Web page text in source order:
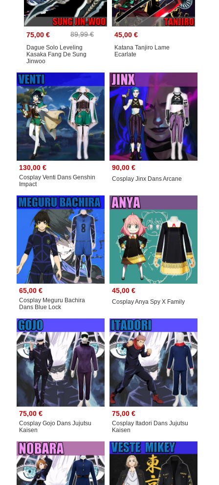
75,00 € 89,99 €
Dague Solo Leveling
Kasaka Fang De Sung
Jinwoo
45,00 €
Katana Tanjiro Lame
Ecarlate
130,00 €
Cosplay Venti Dans Genshin
Impact
90,00 €
Cosplay Jinx Dans Arcane
65,00 €
Cosplay Meguru Bachira
Dans Blue Lock
45,00 €
Cosplay Anya Spy X Family
75,00 €
Cosplay Gojo Dans Jujutsu
Kaisen
75,00 €
Cosplay Itadori Dans Jujutsu
Kaisen